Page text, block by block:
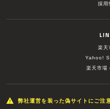
採用
楽天
Yahoo!
楽天市場
弊社運営を装った偽サイトにご注